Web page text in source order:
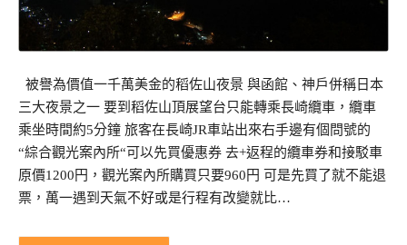
被譽為價值一千萬美金的稻佐山夜景 與函館、神戶併稱日本
三大夜景之一 要到稻佐山頂展望台只能轉乘長崎纜車，纜車
乘坐時間約5分鐘 旅客在長崎JR車站出來右手邊有個問號的
“綜合觀光案內所“可以先買優惠券 去+返程的纜車券和接駁車
原價1200円，觀光案內所購買只要960円 可是先買了就不能退
票，萬一遇到天氣不好或是行程有改變就比…